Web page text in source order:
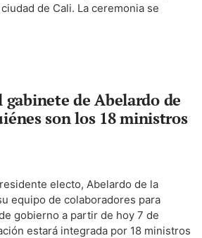
de Cali. La ceremonia se
gabinete de Abelardo de
son los 18 ministros
electo, Abelardo de la
equipo de colaboradores para
gobierno a partir de hoy 7 de
estará integrada por 18 ministros